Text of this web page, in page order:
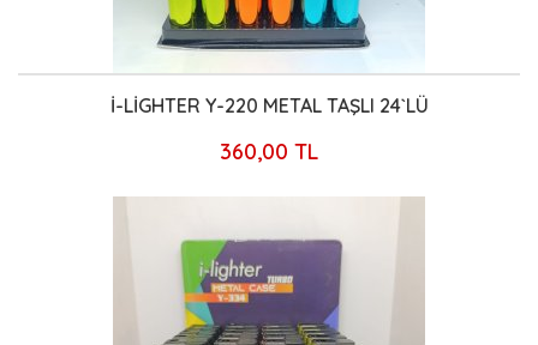
İ-LİGHTER Y-220 METAL TAŞLI 24`LÜ
360,00 TL